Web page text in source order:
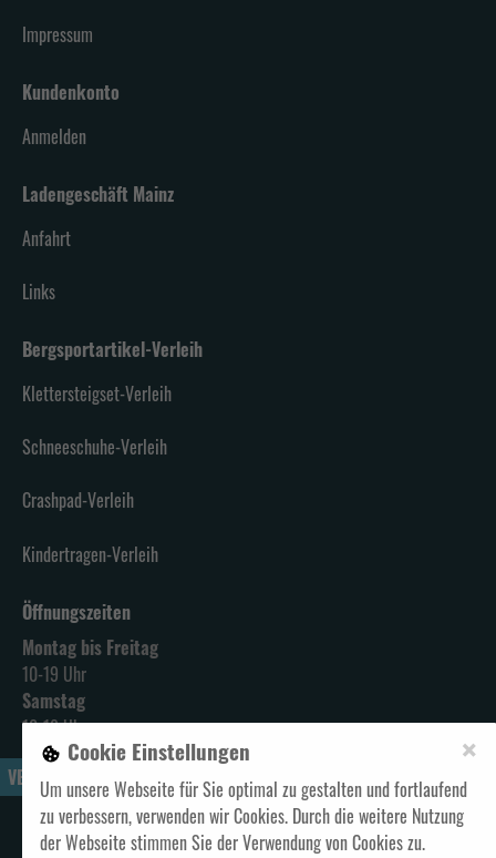
Cookie Einstellungen
Um unsere Webseite für Sie optimal zu gestalten und fortlaufend
zu verbessern, verwenden wir Cookies. Durch die weitere Nutzung
der Webseite stimmen Sie der Verwendung von Cookies zu.
×
Impressum
Kundenkonto
Anmelden
Ladengeschäft Mainz
Anfahrt
Links
Bergsportartikel-Verleih
Klettersteigset-Verleih
Schneeschuhe-Verleih
Crashpad-Verleih
Kindertragen-Verleih
Öffnungszeiten
Montag bis Freitag
10-19 Uhr
Samstag
10-18 Uhr
VERTRAG WIDERRUFEN
Alle Preise verstehen sich inklusive Mehrwertsteuer undzzgl. Versand